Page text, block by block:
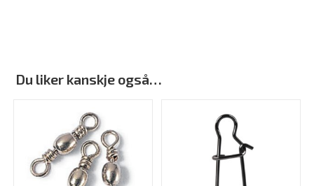
Du liker kanskje også…